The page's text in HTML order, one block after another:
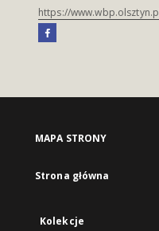
https://
MAPA STRONY
Strona główna
Kolekcje